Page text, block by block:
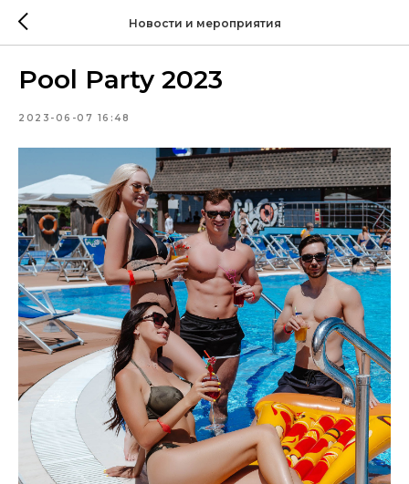
Новости и мероприятия
Pool Party 2023
2023-06-07 16:48